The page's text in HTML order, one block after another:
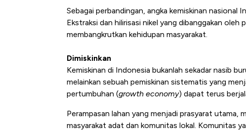
Sebagai perbandingan, angka kemiskinan nasional
Ekstraksi dan hilirisasi nikel yang dibanggakan
membangkrutkan kehidupan masyarakat.
Dimiskinkan
Kemiskinan di Indonesia bukanlah sekadar nasib
melainkan sebuah pemiskinan sistematis yang
pertumbuhan (growth economy) dapat terus
Perampasan lahan yang menjadi prasyarat utama,
masyarakat adat dan komunitas lokal. Komunitas